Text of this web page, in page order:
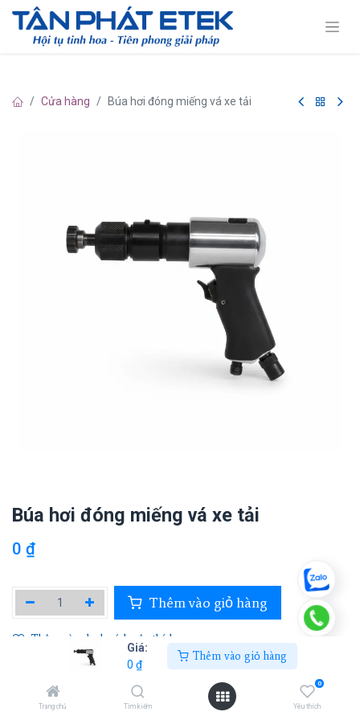
Giá:
0 ₫
Thêm vào giỏ hàng
Trang chủ Tìm kiếm
0
Yêu thích
Cửa hàng Búa hơi đóng miếng vá xe tải
Búa hơi đóng miếng vá xe tải
0 ₫
Thêm vào giỏ hàng
Thêm vào danh sách yêu thích
TAITEC